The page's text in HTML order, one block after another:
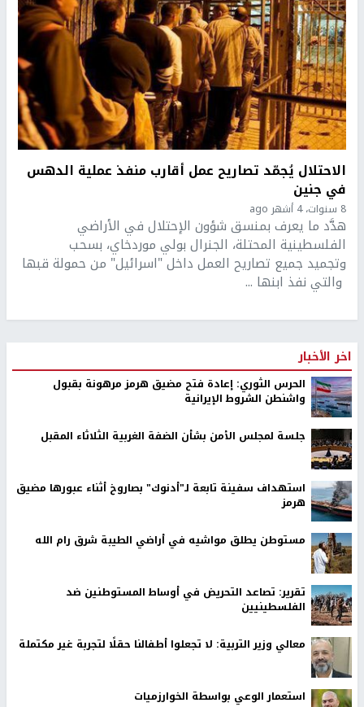
الاحتلال يُجمّد تصاريح عمل أقارب منفذ عملية الدهس
في جنين
8 سنوات، 4 أشهر ago
هدَّد ما يعرف بمنسق شؤون الإحتلال في الأراضي
الفلسطينية المحتلة، الجنرال بولي موردخاي، بسحب
وتجميد جميع تصاريح العمل داخل "اسرائيل" من حمولة قبها
والتي نفذ ابنها ...
اخر الأخبار
الحرس الثوري: إعادة فتح مضيق هرمز مرهونة بقبول
واشنطن الشروط الإيرانية
جلسة لمجلس الأمن بشأن الضفة الغربية الثلاثاء المقبل
استهداف سفينة تابعة لـ"أدنوك" بصاروخ أثناء عبورها مضيق
هرمز
مستوطن يطلق مواشيه في أراضي الطيبة شرق رام الله
تقرير: تصاعد التحريض في أوساط المستوطنين ضد
الفلسطينيين
معالي وزير التربية: لا تجعلوا أطفالنا حقلًا لتجربة غير مكتملة
استعمار الوعي بواسطة الخوارزميات